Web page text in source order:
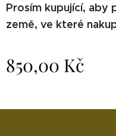
Prosím kupující, aby
země, ve které
850,00 Kč